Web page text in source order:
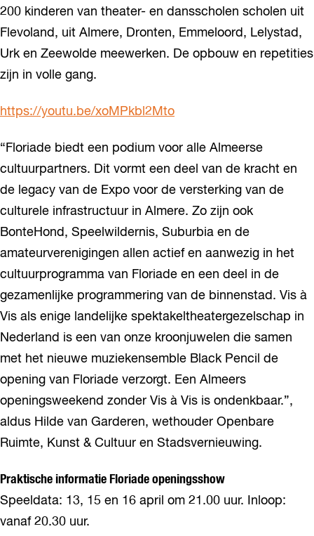
200 kinderen van theater- en dansscholen scholen uit
Flevoland, uit Almere, Dronten, Emmeloord, Lelystad,
Urk en Zeewolde meewerken. De opbouw en repetities
zijn in volle gang.
https://youtu.be/xoMPkbl2Mto
“Floriade biedt een podium voor alle Almeerse
cultuurpartners. Dit vormt een deel van de kracht en
de legacy van de Expo voor de versterking van de
culturele infrastructuur in Almere. Zo zijn ook
BonteHond, Speelwildernis, Suburbia en de
amateurverenigingen allen actief en aanwezig in het
cultuurprogramma van Floriade en een deel in de
gezamenlijke programmering van de binnenstad. Vis à
Vis als enige landelijke spektakeltheatergezelschap in
Nederland is een van onze kroonjuwelen die samen
met het nieuwe muziekensemble Black Pencil de
opening van Floriade verzorgt. Een Almeers
openingsweekend zonder Vis à Vis is ondenkbaar.”,
aldus Hilde van Garderen, wethouder Openbare
Ruimte, Kunst & Cultuur en Stadsvernieuwing.
Praktische informatie Floriade openingsshow
Speeldata: 13, 15 en 16 april om 21.00 uur. Inloop:
vanaf 20.30 uur.